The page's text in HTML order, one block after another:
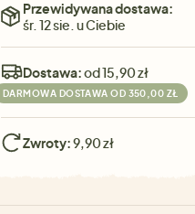
Przewidywana dostawa:
śr. 12 sie. u Ciebie
Dostawa:od 15,90 zł
DARMOWA DOSTAWA OD 350,00 ZŁ
Zwroty:9,90 zł